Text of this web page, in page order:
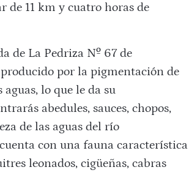
de 11 km y cuatro horas de
de La Pedriza Nº 67 de
por la pigmentación de
lo que le da su
abedules, sauces, chopos,
de las aguas del río
con una fauna característica
leonados, cigüeñas, cabras